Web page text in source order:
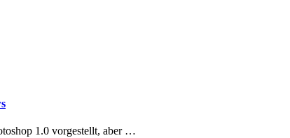
1.0 vorgestellt, aber …